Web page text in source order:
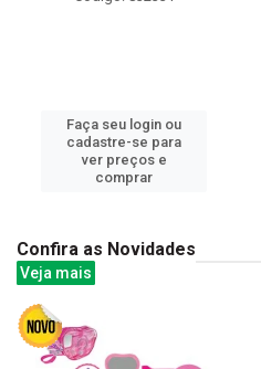
Faça seu login ou
cadastre-se para
ver preços e
comprar
Confira as Novidades
Veja mais